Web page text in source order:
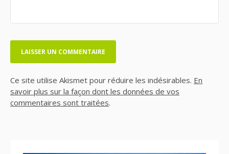
Ce site utilise Akismet pour réduire les indésirables. En
savoir plus sur la façon dont les données de vos
commentaires sont traitées.